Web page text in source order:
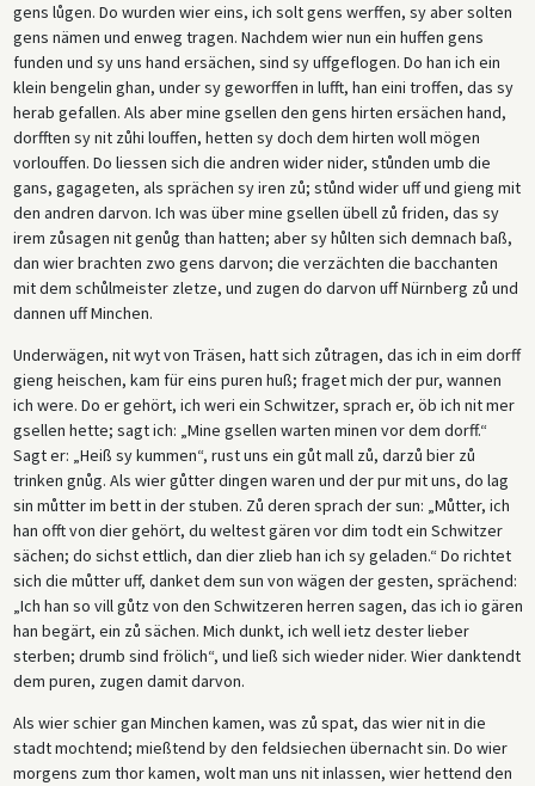
gens lůgen. Do wurden wier eins, ich solt gens werffen, sy aber solten
gens nämen und enweg tragen. Nachdem wier nun ein huffen gens
funden und sy uns hand ersächen, sind sy uffgeflogen. Do han ich ein
klein bengelin ghan, under sy geworffen in lufft, han eini troffen, das sy
herab gefallen. Als aber mine gsellen den gens hirten ersächen hand,
dorfften sy nit zůhi louffen, hetten sy doch dem hirten woll mögen
vorlouffen. Do liessen sich die andren wider nider, stůnden umb die
gans, gagageten, als sprächen sy iren zů; stůnd wider uff und gieng mit
den andren darvon. Ich was über mine gsellen übell zů friden, das sy
irem zůsagen nit genůg than hatten; aber sy hůlten sich demnach baß,
dan wier brachten zwo gens darvon; die verzächten die bacchanten
mit dem schůlmeister zletze, und zugen do darvon uff Nürnberg zů und
dannen uff Minchen.
Underwägen, nit wyt von Träsen, hatt sich zůtragen, das ich in eim dorff
gieng heischen, kam für eins puren huß; fraget mich der pur, wannen
ich were. Do er gehört, ich weri ein Schwitzer, sprach er, öb ich nit mer
gsellen hette; sagt ich: „Mine gsellen warten minen vor dem dorff.“
Sagt er: „Heiß sy kummen“, rust uns ein gůt mall zů, darzů bier zů
trinken gnůg. Als wier gůtter dingen waren und der pur mit uns, do lag
sin můtter im bett in der stuben. Zů deren sprach der sun: „Můtter, ich
han offt von dier gehört, du weltest gären vor dim todt ein Schwitzer
sächen; do sichst ettlich, dan dier zlieb han ich sy geladen.“ Do richtet
sich die můtter uff, danket dem sun von wägen der gesten, sprächend:
„Ich han so vill gůtz von den Schwitzeren herren sagen, das ich io gären
han begärt, ein zů sächen. Mich dunkt, ich well ietz dester lieber
sterben; drumb sind frölich“, und ließ sich wieder nider. Wier danktendt
dem puren, zugen damit darvon.
Als wier schier gan Minchen kamen, was zů spat, das wier nit in die
stadt mochtend; mießtend by den feldsiechen übernacht sin. Do wier
morgens zum thor kamen, wolt man uns nit inlassen, wier hettend den